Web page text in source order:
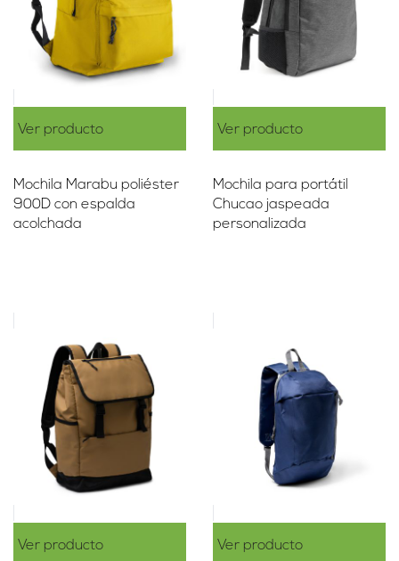
Ver producto
Mochila Marabu poliéster
900D con espalda
acolchada
Ver producto
Mochila para portátil
Chucao jaspeada
personalizada
Ver producto Ver producto